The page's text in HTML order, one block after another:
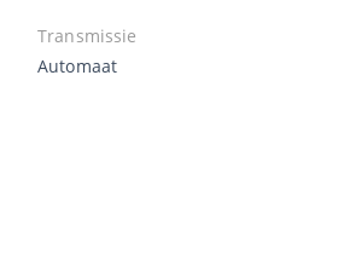
Transmissie
Automaat